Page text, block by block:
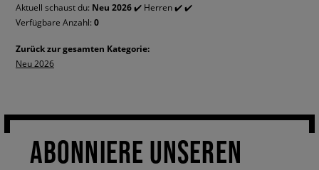
Aktuell schaust du: Neu 2026✔️ Herren ✔️ ✔️
Verfügbare Anzahl: 0
Zurück zur gesamten Kategorie:
Neu 2026
ABONNIERE UNSEREN